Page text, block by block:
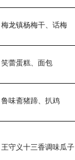
梅龙镇杨梅干、话梅
笑蕾蛋糕、面包
鲁味斋猪蹄、扒鸡
王守义十三香调味瓜子